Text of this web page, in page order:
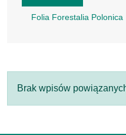
Folia Forestalia Polonica
Brak wpisów